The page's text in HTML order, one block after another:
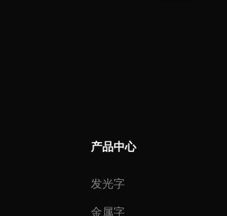
产品中心
发光字
金属字